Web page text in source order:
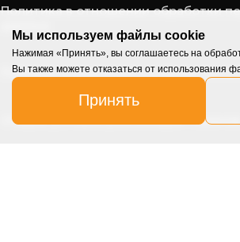
Политика в отношении обработки
Порядок управления конфликтом
Общие условия реализации токенов
Мы используем файлы cookie
Нажимая «Принять», вы соглашаетесь на
Вы также можете отказаться от использования
Принять